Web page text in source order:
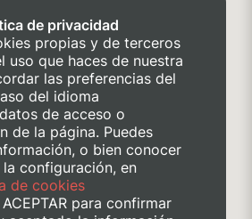
de privacidad
propias y de terceros
uso que haces de nuestra
las preferencias del
del idioma
de acceso o
de la página. Puedes
o bien conocer
configuración, en
de cookies
para confirmar